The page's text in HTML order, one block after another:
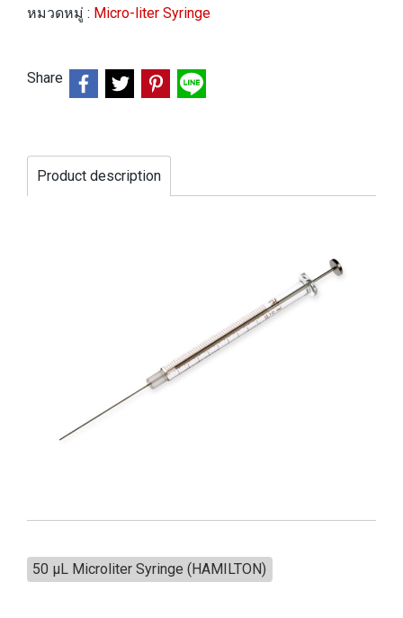
หมวดหมู่ : Micro-liter Syringe
Share
Product description
50 µL Microliter Syringe (HAMILTON)